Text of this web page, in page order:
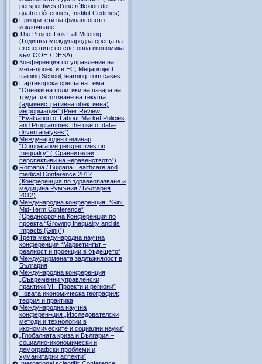
perspectives d’une réflexion de
quatre décennies, Institut Cedimes)
Приоритети на финансовото
изключване
The Project Link Fall Meeting
(Годишна международна среща на
експертите по световна икономика
към ООН / DESA)
Конференция по управление на
мега-проекти в ЕС, Megaproject
training School, learning from cases
Партньорска среща на тема
“Оценки на политики на пазара на
труда: използване на текуща
(административна обективна)
информация” (Peer Review:
“Evaluation of Labour Market Policies
and Programmes: the use of data-
driven analyses”)
Международен семинар
“Comparative perspectives on
Inequality” (“Сравнителни
перспективи на неравенството”)
Romania / Bulgaria Healthcare and
medical Conference 2012
(Конференция по здравеопазване и
медицина Румъния / България
2012)
Международна конференция: “Gini:
Mid-Term Conference”
(Средносрочна Конференция по
проекта “Growing Inequality and its
Impacts (Gini)”)
Трета международна научна
конференция “Маркетингът –
реалност и проекции в бъдещето”
Междуфирмената задлъжнялост в
България
Международна конференция
„Съвременни управленски
практики VII. Проекти и региони”
Новата икономическа география:
теория и практика
Международна научна
конферен¬ция „Изследователски
методи и технологии в
икономическите и социални науки”
„Глобалната криза и България –
социално-икономически и
демографски проблеми и
хуманитарни аспекти”